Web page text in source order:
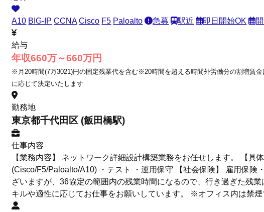
A10 BIG-IP CCNA Cisco F5 Paloalto 急募 駅近 即日開始OK
給与
年収660万～660万円
※月20時間(7万3021)円の固定残業代を含む※20時間を超える時間外労働分の割増
に応じて決定いたします
勤務地
東京都千代田区 (飯田橋駅)
仕事内容
【業務内容】 ネットワーク詳細設計構築業務をお任せします。 【
(Cisco/F5/Paloalto/A10) ・テスト ・運用保守 【社会保険】 雇用保
ざいますが、36協定の範囲内の残業時間になるので、行き過ぎた残
キルや適性に応じてお仕事をお願いしています。 ※オフィス内は禁煙